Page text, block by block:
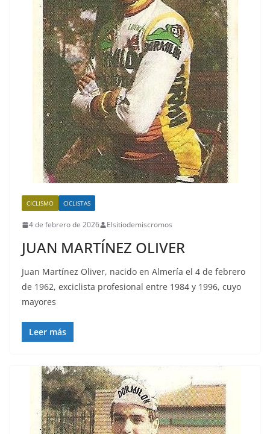
CICLISMO CICLISTAS
4 de febrero de 2026 Elsitiodemiscromos
JUAN MARTÍNEZ OLIVER
Juan Martínez Oliver, nacido en Almería el 4 de febrero
de 1962, exciclista profesional entre 1984 y 1996, cuyo
mayores
Leer más